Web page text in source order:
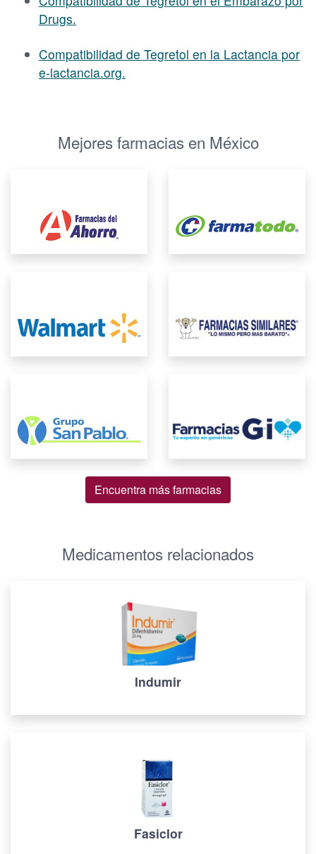
Drugs.
Compatibilidad de Tegretol en la Lactancia por
e-lactancia.org.
Mejores farmacias en México
Encuentra más farmacias
Medicamentos relacionados
Indumir
Fasiclor